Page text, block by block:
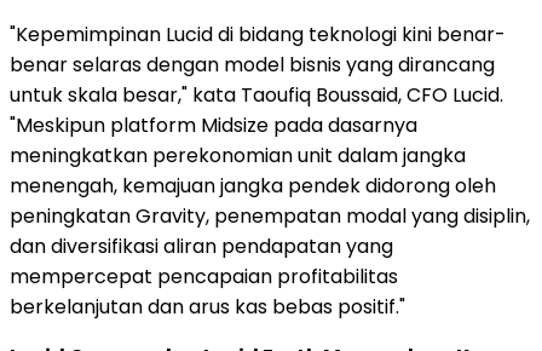
"Kepemimpinan Lucid di bidang teknologi kini benar-
benar selaras dengan model bisnis yang dirancang
untuk skala besar," kata Taoufiq Boussaid, CFO Lucid.
"Meskipun platform Midsize pada dasarnya
meningkatkan perekonomian unit dalam jangka
menengah, kemajuan jangka pendek didorong oleh
peningkatan Gravity, penempatan modal yang disiplin,
dan diversifikasi aliran pendapatan yang
mempercepat pencapaian profitabilitas
berkelanjutan dan arus kas bebas positif."